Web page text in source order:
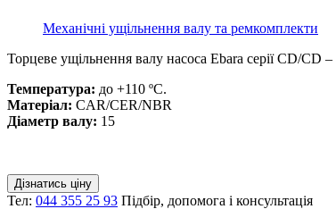
Механічні ущільнення валу та ремкомплекти
Торцеве ущільнення валу насоса Ebara серії CD/CD
Температура: до +110 ºС.
Матеріал: CAR/CER/NBR
Діаметр валу: 15
Дізнатись ціну
Тел: 044 355 25 93 Підбір, допомога і консультація